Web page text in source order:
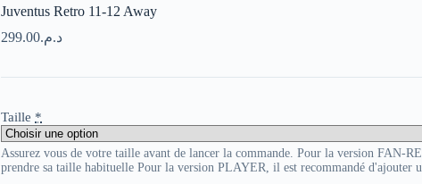
Juventus Retro 11-12 Away
د.م.299.00
Taille *
Assurez vous de votre taille avant de lancer la commande. Pour la version FAN-
prendre sa taille habituelle Pour la version PLAYER, il est recommandé d'ajouter